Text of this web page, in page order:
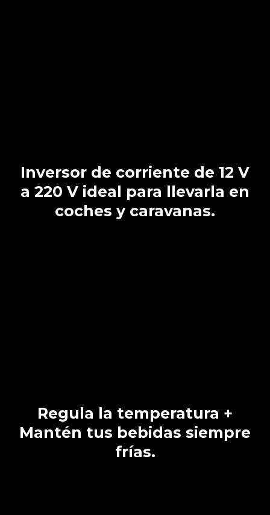
Inversor de corriente de 12 V
a 220 V ideal para llevarla en
coches y caravanas.
Regula la temperatura +
Mantén tus bebidas siempre
frías.